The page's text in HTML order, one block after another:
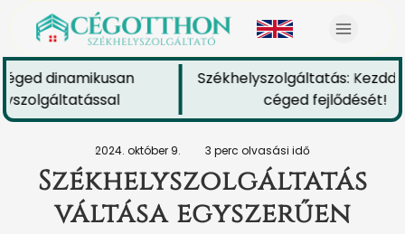
dinamikusan
Székhelyszolgáltatás: Kezdd
céged fejlődését!
2024. október 9. 3 perc olvasási idő
Székhelyszolgáltatás
váltása egyszerűen